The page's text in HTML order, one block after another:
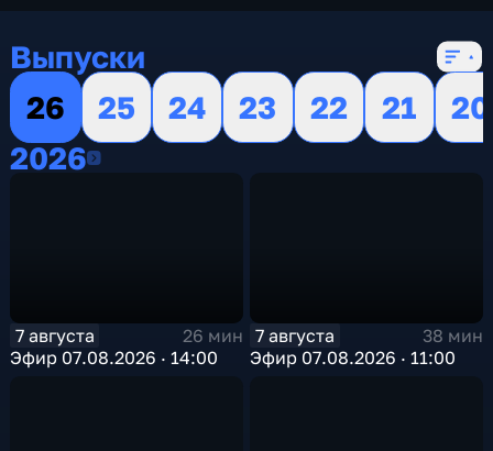
Выпуски
26
25 24 23 22 21
20
20262026
7 августа
26 мин
Эфир 07.08.2026 · 14:00
7 августа
38 мин
Эфир 07.08.2026 · 11:00